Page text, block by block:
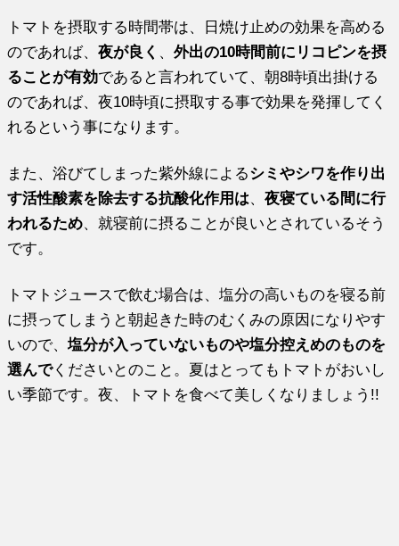
トマトを摂取する時間帯は、日焼け止めの効果を高める
のであれば、夜が良く 、外出の10時間前にリコピンを摂
ることが有効であると言われていて、朝8時頃出掛ける
のであれば、夜10時頃に摂取する事で効果を発揮してく
れるという事になります。
また、浴びてしまった紫外線によるシミやシワを作り出
す活性酸素を除去する抗酸化作用は、夜寝ている間に行
われるため、就寝前に摂ることが良いとされているそう
です。
トマトジュースで飲む場合は、塩分の高いものを寝る前
に摂ってしまうと朝起きた時のむくみの原因になりやす
いので、塩分が入っていないものや塩分控えめのものを
選んでくださいとのこと。夏はとってもトマトがおいし
い季節です。夜、トマトを食べて美しくなりましょう!!